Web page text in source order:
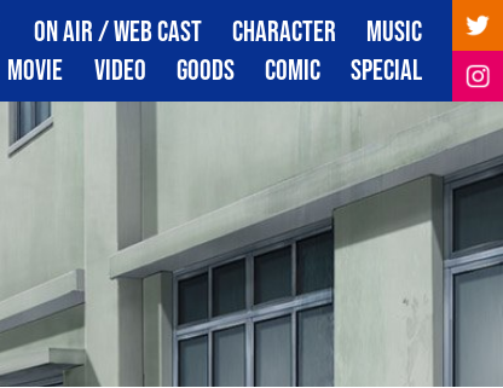
ON AIR / WEB CAST
放送・配信情報
CHARACTER
キャラクター
MUSIC
音楽
MOVIE
映像
VIDEO
映像商品
GOODS
グッズ
COMIC
コミック
SPECIAL
スペシャル